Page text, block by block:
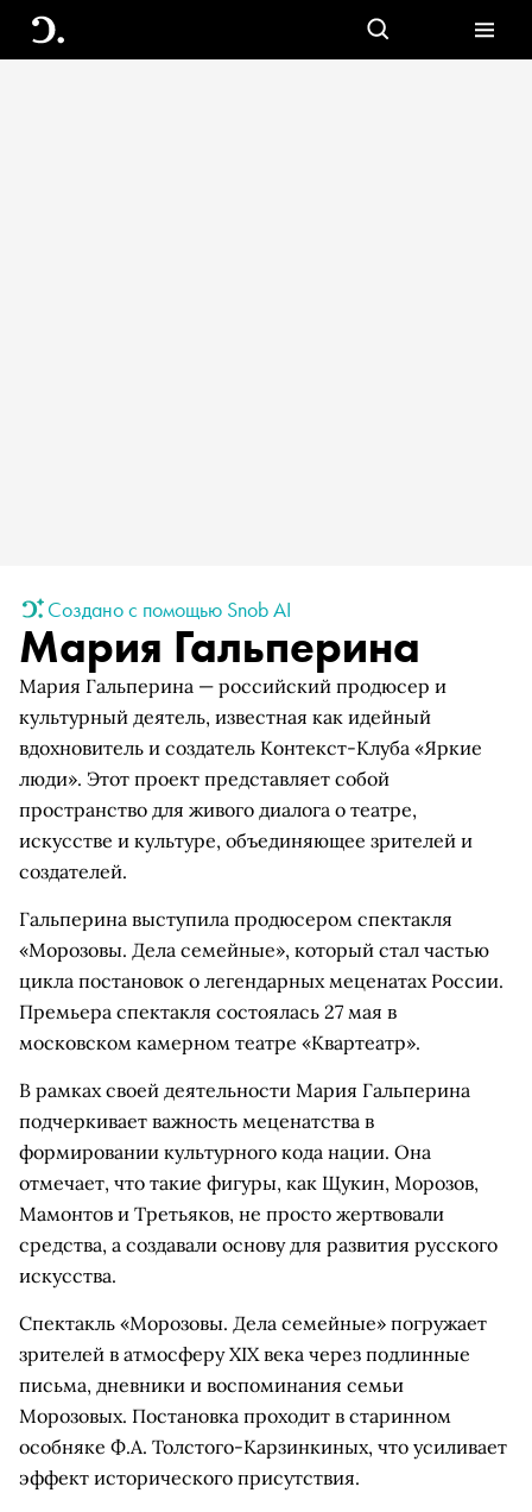
Создано с помощью Snob AI
Мария Гальперина
Мария Гальперина — российский продюсер и
культурный деятель, известная как идейный
вдохновитель и создатель Контекст-Клуба «Яркие
люди». Этот проект представляет собой
пространство для живого диалога о театре,
искусстве и культуре, объединяющее зрителей и
создателей.
Гальперина выступила продюсером спектакля
«Морозовы. Дела семейные», который стал частью
цикла постановок о легендарных меценатах России.
Премьера спектакля состоялась 27 мая в
московском камерном театре «Квартеатр».
В рамках своей деятельности Мария Гальперина
подчеркивает важность меценатства в
формировании культурного кода нации. Она
отмечает, что такие фигуры, как Щукин, Морозов,
Мамонтов и Третьяков, не просто жертвовали
средства, а создавали основу для развития русского
искусства.
Спектакль «Морозовы. Дела семейные» погружает
зрителей в атмосферу XIX века через подлинные
письма, дневники и воспоминания семьи
Морозовых. Постановка проходит в старинном
особняке Ф.А. Толстого-Карзинкиных, что усиливает
эффект исторического присутствия.